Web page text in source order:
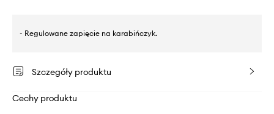
- Regulowane zapięcie na karabińczyk.
Szczegóły produktu
Cechy produktu